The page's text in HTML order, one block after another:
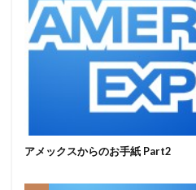
アメックスからのお手紙 Part2